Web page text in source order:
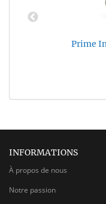
Prime
INFORMATIONS
À propos de nous
Notre passion